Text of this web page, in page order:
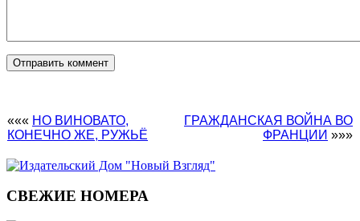
««« НО ВИНОВАТО,
КОНЕЧНО ЖЕ, РУЖЬË
ГРАЖДАНСКАЯ ВОЙНА ВО
ФРАНЦИИ »»»
СВЕЖИЕ НОМЕРА